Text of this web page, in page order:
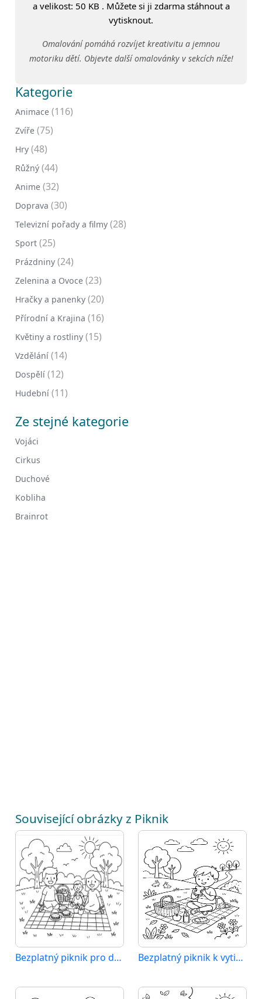
a velikost: 50 KB . Můžete si ji zdarma stáhnout a
vytisknout.
Omalování pomáhá rozvíjet kreativitu a jemnou
motoriku dětí. Objevte další omalovánky v sekcích níže!
Kategorie
Animace (116)
Zvíře (75)
Hry (48)
Růžný (44)
Anime (32)
Doprava (30)
Televizní pořady a filmy (28)
Sport (25)
Prázdniny (24)
Zelenina a Ovoce (23)
Hračky a panenky (20)
Přírodní a Krajina (16)
Květiny a rostliny (15)
Vzdělání (14)
Dospělí (12)
Hudební (11)
Ze stejné kategorie
Vojáci
Cirkus
Duchové
Kobliha
Brainrot
Související obrázky z Piknik
Bezplatný piknik pro děti Bezplatný piknik k vytištění